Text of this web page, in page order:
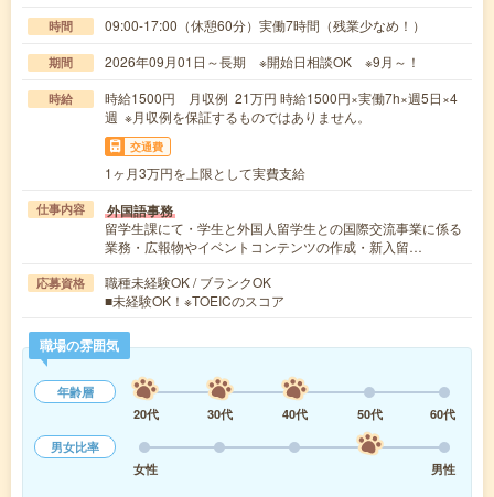
時間 09:00-17:00（休憩60分）実働7時間（残業少なめ！）
期間 2026年09月01日～長期 ※開始日相談OK ※9月～！
時給
時給1500円 月収例 21万円 時給1500円×実働7h×週5日×4
週 ※月収例を保証するものではありません。
交通費
1ヶ月3万円を上限として実費支給
仕事内容 外国語事務
留学生課にて・学生と外国人留学生との国際交流事業に係る
業務・広報物やイベントコンテンツの作成・新入留…
応募資格
職種未経験OK / ブランクOK
■未経験OK！※TOEICのスコア
職場の雰囲気
年齢層
20代
30代 40代 50代
60代
男女比率
女性
男性